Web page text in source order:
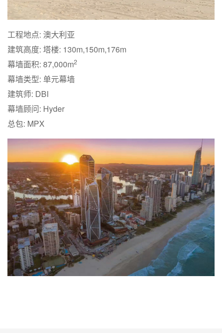
工程地点: 澳大利亚
建筑高度: 塔楼: 130m,150m,176m
幕墙面积: 87,000m2
幕墙类型: 单元幕墙
建筑师: DBI
幕墙顾问: Hyder
总包: MPX